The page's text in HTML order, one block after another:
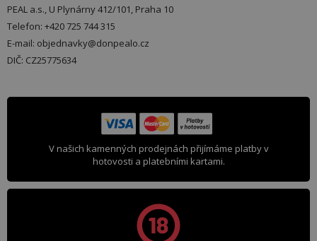
PEAL a.s., U Plynárny 412/101, Praha 10
Telefon: +420 725 744 315
E-mail: objednavky@donpealo.cz
DIČ: CZ25775634
V našich kamenných prodejnách přijímáme platby v
hotovosti a platebními kartami.